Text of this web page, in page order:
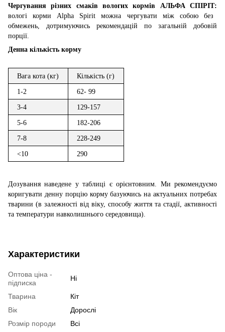
Чергування різних смаків вологих кормів АЛЬФА СПІРІТ:
вологі корми Alpha Spirit можна чергувати між собою без
обмежень, дотримуючись рекомендацій по загальній добовій
порції.
Денна кількість корму
Вага кота (кг) Кількість (г)
1-2 62- 99
3-4 129-157
5-6 182-206
7-8 228-249
<10 290
Дозування наведене у таблиці є орієнтовним. Ми рекомендуємо
коригувати денну порцію корму базуючись на актуальних потребах
тварини (в залежності від віку, способу життя та стадії, активності
та температури навколишнього середовища).
Характеристики
Оптова ціна -
підписка
Ні
Тварина
Кіт
Вік
Дорослі
Розмір породи
Всі